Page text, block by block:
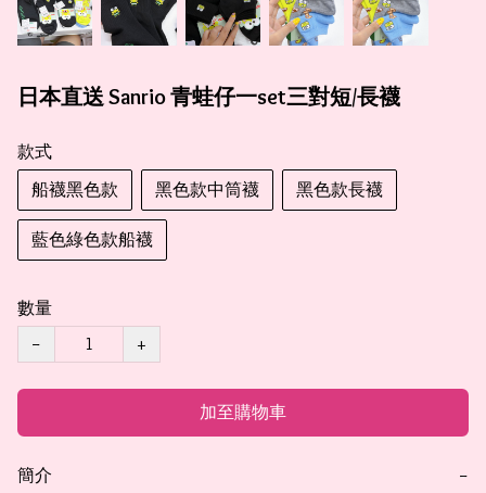
日本直送 Sanrio 青蛙仔一set三對短/長襪
款式
船襪黑色款
黑色款中筒襪 黑色款長襪
藍色綠色款船襪
數量
−
+
加至購物車
簡介 −